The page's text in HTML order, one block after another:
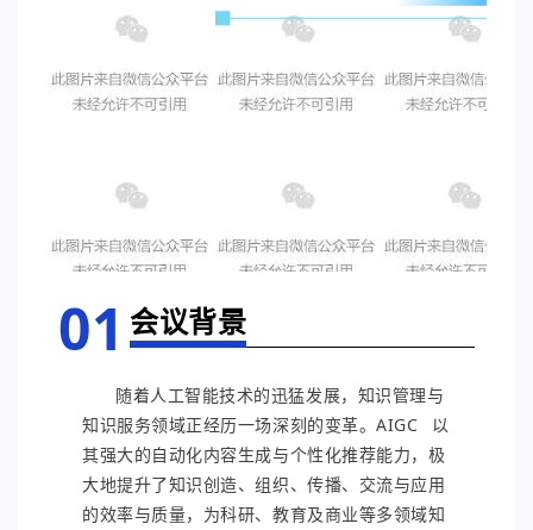
01 会议背景
随着人工智能技术的迅猛发展，知识管理与
知识服务领域正经历一场深刻的变革。AIGC
以
其强大的自动化内容生成与个性化推荐能力，极
大地提升了知识创造、组织、传播、交流与应用
的效率与质量，为科研、教育及商业等多领域知